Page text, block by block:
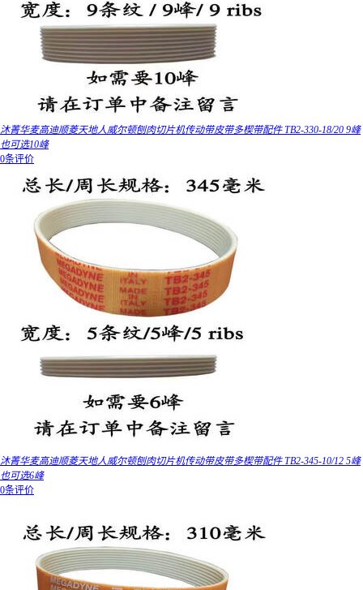
沐菁华麦高迪顺菱天地人威尔顿刨肉切片机传动带皮带多楔带配件 TB2-330-18/20 9峰
也可选10峰
0条评价
沐菁华麦高迪顺菱天地人威尔顿刨肉切片机传动带皮带多楔带配件 TB2-345-10/12 5峰
也可选6峰
0条评价